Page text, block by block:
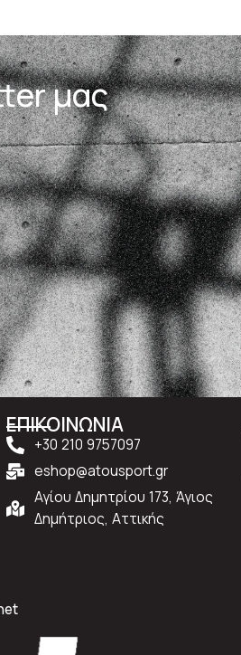
μας
ΕΠΙΚΟΙΝΩΝΙΑ
+30 210 9757097
eshop@atousport.gr
Αγίου Δημητρίου 173, Άγιος
Δημήτριος, Αττικής